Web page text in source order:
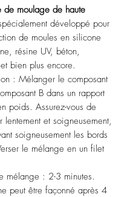
de moulage de haute
développé pour
de moules en silicone
résine UV, béton,
bien plus encore.
: Mélanger le composant
B dans un rapport
poids. Assurez-vous de
lentement et soigneusement,
soigneusement les bords
le mélange en un filet
mélange : 2-3 minutes.
peut être façonné après 4